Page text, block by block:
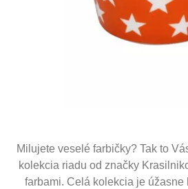
Milujete veselé farbičky? Tak to
kolekcia riadu od značky
farbami. Celá kolekcia je úžasne